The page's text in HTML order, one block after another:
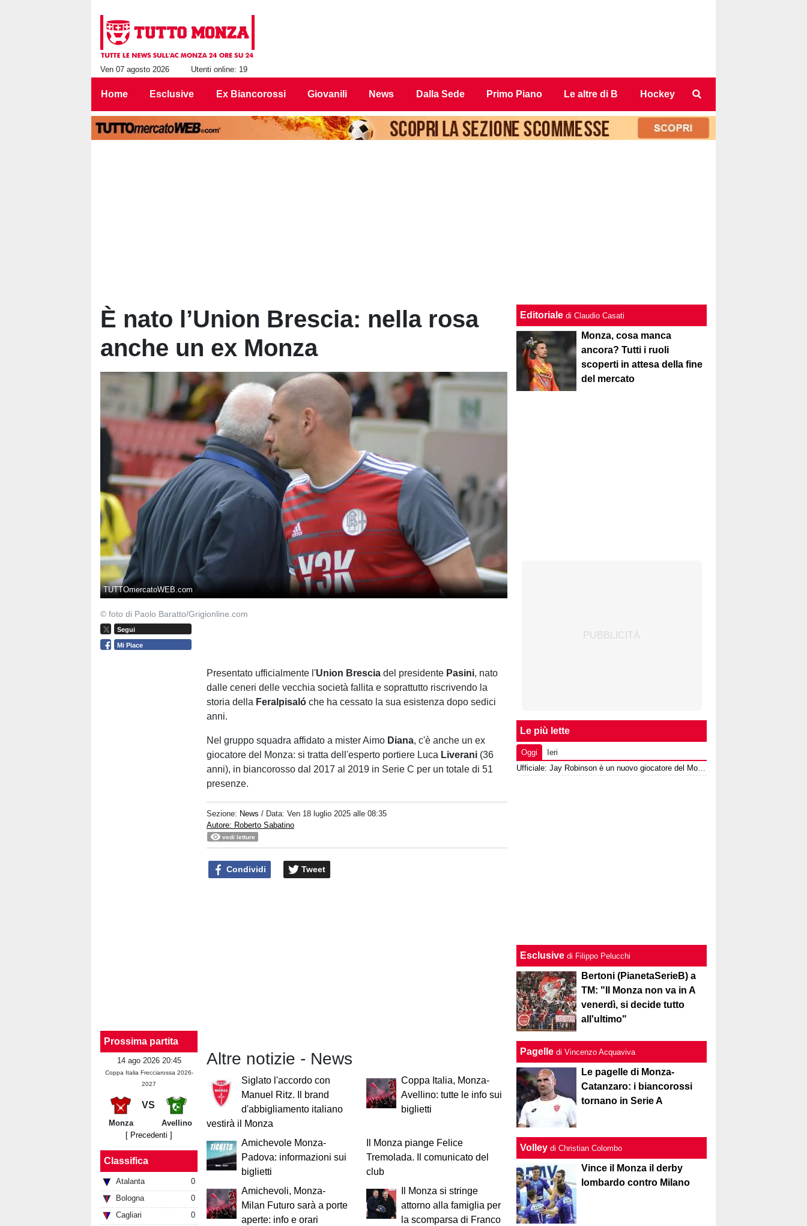
Ven 07 agosto 2026 Utenti online: 19
Home Esclusive Ex Biancorossi Giovanili News Dalla Sede Primo Piano Le altre di B Hockey
È nato l’Union Brescia: nella rosa
anche un ex Monza
TUTTOmercatoWEB.com
© foto di Paolo Baratto/Grigionline.com
Segui
Mi Piace
Prossima partita
14 ago 2026 20:45
Coppa Italia Frecciarossa 2026-
2027
VS
Monza
Avellino
[ Precedenti ]
Classifica
Atalanta
0
Bologna
0
Cagliari
0
Presentato ufficialmente l'Union Brescia del presidente Pasini, nato
dalle ceneri delle vecchia società fallita e soprattutto riscrivendo la
storia della Feralpisaló che ha cessato la sua esistenza dopo sedici
anni.
Nel gruppo squadra affidato a mister Aimo Diana, c'è anche un ex
giocatore del Monza: si tratta dell'esperto portiere Luca Liverani (36
anni), in biancorosso dal 2017 al 2019 in Serie C per un totale di 51
presenze.
Sezione: News / Data:Ven 18 luglio 2025 alle 08:35
Autore: Roberto Sabatino
vedi letture
Condividi Tweet
Altre notizie - News
Siglato l'accordo con
Manuel Ritz. Il brand
d'abbigliamento italiano
vestirà il Monza
Coppa Italia, Monza-
Avellino: tutte le info sui
biglietti
Amichevole Monza-
Padova: informazioni sui
biglietti
Il Monza piange Felice
Tremolada. Il comunicato del
club
Amichevoli, Monza-
Milan Futuro sarà a porte
aperte: info e orari
Il Monza si stringe
attorno alla famiglia per
la scomparsa di Franco
Editoriale di Claudio Casati
Monza, cosa manca
ancora? Tutti i ruoli
scoperti in attesa della fine
del mercato
Le più lette
Oggi
Ieri
Ufficiale: Jay Robinson è un nuovo giocatore del Monza
Esclusive di Filippo Pelucchi
Bertoni (PianetaSerieB) a
TM: "Il Monza non va in A
venerdì, si decide tutto
all'ultimo"
Pagelle di Vincenzo Acquaviva
Le pagelle di Monza-
Catanzaro: i biancorossi
tornano in Serie A
Volley di Christian Colombo
Vince il Monza il derby
lombardo contro Milano